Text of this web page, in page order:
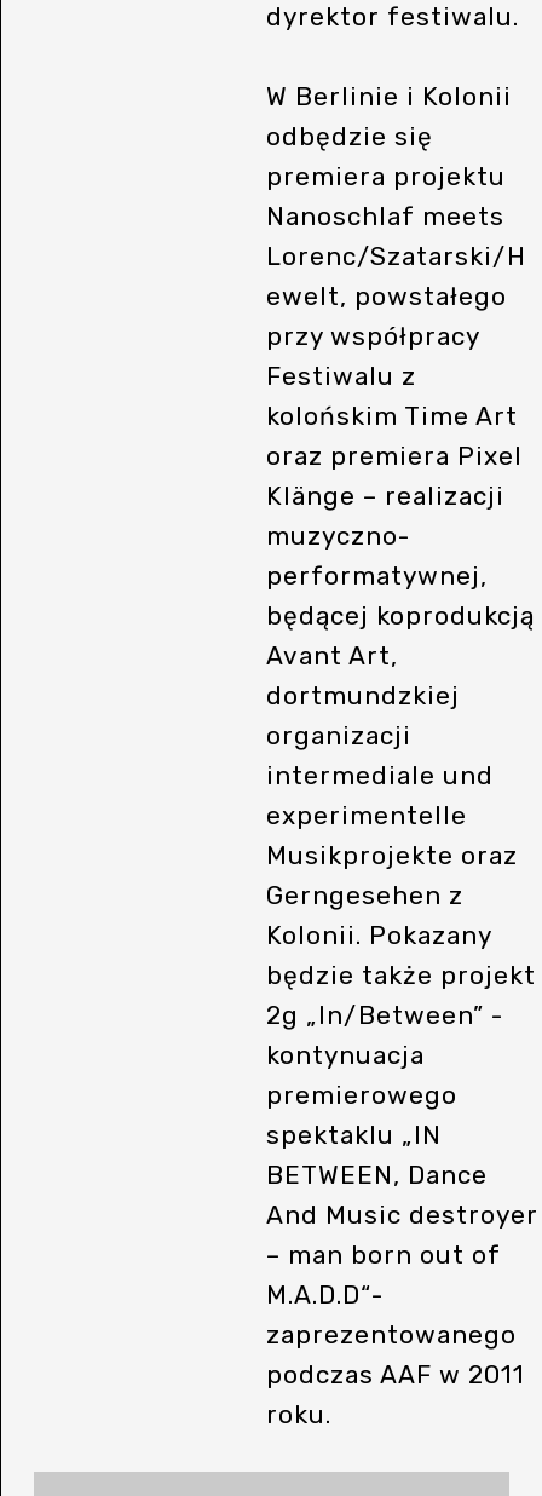
dyrektor festiwalu.
W Berlinie i Kolonii
odbędzie się
premiera projektu
Nanoschlaf meets
Lorenc/Szatarski/H
ewelt, powstałego
przy współpracy
Festiwalu z
kolońskim Time Art
oraz premiera Pixel
Klänge – realizacji
muzyczno-
performatywnej,
będącej koprodukcją
Avant Art,
dortmundzkiej
organizacji
intermediale und
experimentelle
Musikprojekte oraz
Gerngesehen z
Kolonii. Pokazany
będzie także projekt
2g „In/Between” -
kontynuacja
premierowego
spektaklu „IN
BETWEEN, Dance
And Music destroyer
– man born out of
M.A.D.D“-
zaprezentowanego
podczas AAF w 2011
roku.